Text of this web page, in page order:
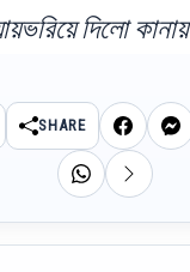
দিলো
SHARE